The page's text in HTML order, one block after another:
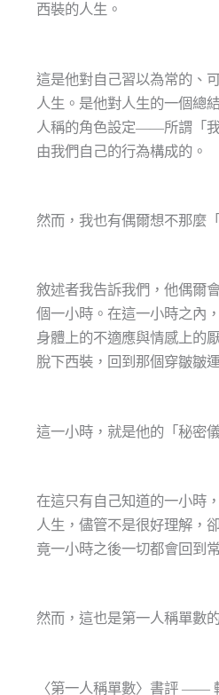
西裝的人生。
這是他對自己習以為常的、
人生。是他對人生的一個總
人稱的角色設定——所謂「
由我們自己的行為構成的。
然而，我也有偶爾想不那麼
敘述者我告訴我們，他偶爾
個一小時。在這一小時之內
身體上的不適應與情感上的
脫下西裝，回到那個穿皺皺
這一小時，就是他的「秘密
在這只有自己知道的一小時
人生，儘管不是很好理解
竟一小時之後一切都會回到
然而，這也是第一人稱單數
〈第一人稱單數〉書評 ——